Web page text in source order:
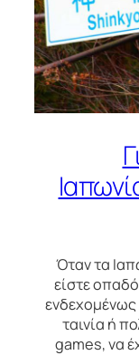
Όταν τα
είστε
ενδεχομένως
ταινία ή
games, να